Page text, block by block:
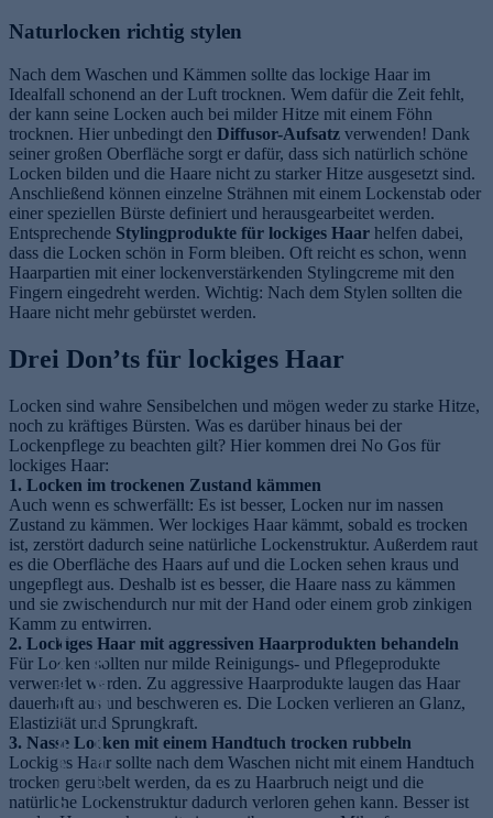
Naturlocken richtig stylen
Nach dem Waschen und Kämmen sollte das lockige Haar im
Idealfall schonend an der Luft trocknen. Wem dafür die Zeit fehlt,
der kann seine Locken auch bei milder Hitze mit einem Föhn
trocknen. Hier unbedingt den Diffusor-Aufsatz verwenden! Dank
seiner großen Oberfläche sorgt er dafür, dass sich natürlich schöne
Locken bilden und die Haare nicht zu starker Hitze ausgesetzt sind.
Anschließend können einzelne Strähnen mit einem Lockenstab oder
einer speziellen Bürste definiert und herausgearbeitet werden.
Entsprechende Stylingprodukte für lockiges Haar helfen dabei,
dass die Locken schön in Form bleiben. Oft reicht es schon, wenn
Haarpartien mit einer lockenverstärkenden Stylingcreme mit den
Fingern eingedreht werden. Wichtig: Nach dem Stylen sollten die
Haare nicht mehr gebürstet werden.
Drei Don’ts für lockiges Haar
Locken sind wahre Sensibelchen und mögen weder zu starke Hitze,
noch zu kräftiges Bürsten. Was es darüber hinaus bei der
Lockenpflege zu beachten gilt? Hier kommen drei No Gos für
lockiges Haar:
1. Locken im trockenen Zustand kämmen
Auch wenn es schwerfällt: Es ist besser, Locken nur im nassen
Zustand zu kämmen. Wer lockiges Haar kämmt, sobald es trocken
ist, zerstört dadurch seine natürliche Lockenstruktur. Außerdem raut
es die Oberfläche des Haars auf und die Locken sehen kraus und
ungepflegt aus. Deshalb ist es besser, die Haare nass zu kämmen
und sie zwischendurch nur mit der Hand oder einem grob zinkigen
Kamm zu entwirren.
2. Lockiges Haar mit aggressiven Haarprodukten behandeln
Für Locken sollten nur milde Reinigungs- und Pflegeprodukte
verwendet werden. Zu aggressive Haarprodukte laugen das Haar
dauerhaft aus und beschweren es. Die Locken verlieren an Glanz,
Elastizität und Sprungkraft.
3. Nasse Locken mit einem Handtuch trocken rubbeln
Lockiges Haar sollte nach dem Waschen nicht mit einem Handtuch
trocken gerubbelt werden, da es zu Haarbruch neigt und die
natürliche Lockenstruktur dadurch verloren gehen kann. Besser ist
T
ä
g
li
c
h
e
r
S
P
ig
m
e
n
tf
le
c